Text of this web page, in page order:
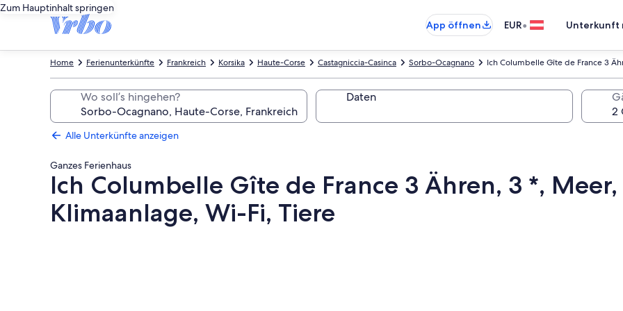
Zum Hauptinhalt springen
App öffnen
EUR• Unterkunft
Ich Columbelle Gîte de France 3
Sorbo-Ocagnano
Castagniccia-Casinca
Haute-Corse
Korsika
Frankreich
Ferienunterkünfte
Home
Wo soll’s hingehen? Daten
Alle Unterkünfte anzeigen
Ganzes Ferienhaus
Ich Columbelle Gîte de France 3 Ähren, 3 *,
Klimaanlage, Wi-Fi, Tiere